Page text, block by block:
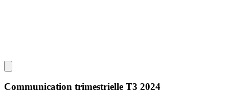
Communication trimestrielle T3 2024